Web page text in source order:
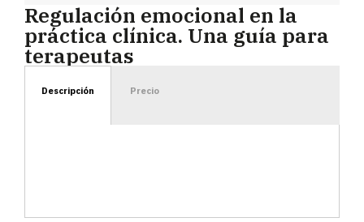
Regulación emocional en la
práctica clínica. Una guía para
terapeutas
Descripción Precio